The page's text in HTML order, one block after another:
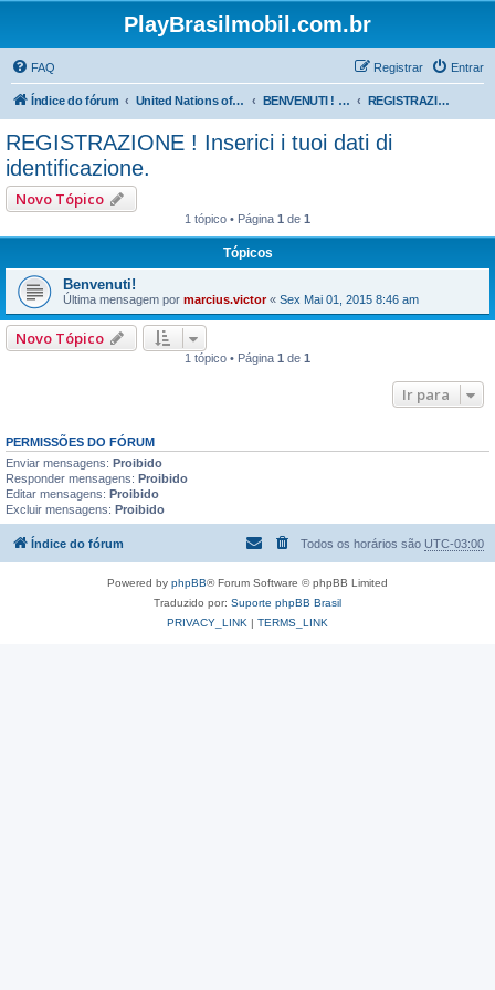
PlayBrasilmobil.com.br
FAQ Entrar
Registrar
Índice do fórum United Nations of Playmobil - SMILES are the same everywhere ! BENVENUTI ! Parliamo italiano qui -> REGISTRAZIONE ! Inserici i tuoi dati di identificazione.
REGISTRAZIONE ! Inserici i tuoi dati di
identificazione.
Novo Tópico
1 tópico • Página 1 de 1
Tópicos
Benvenuti!
Última mensagem por marcius.victor« Sex Mai 01, 2015 8:46 am
Novo Tópico
1 tópico • Página 1 de 1
Ir para
PERMISSÕES DO FÓRUM
Enviar mensagens: Proibido
Responder mensagens: Proibido
Editar mensagens: Proibido
Excluir mensagens: Proibido
Índice do fórum Todos os horários são UTC-03:00
Powered by phpBB® Forum Software © phpBB Limited
Traduzido por: Suporte phpBB Brasil
PRIVACY_LINK | TERMS_LINK